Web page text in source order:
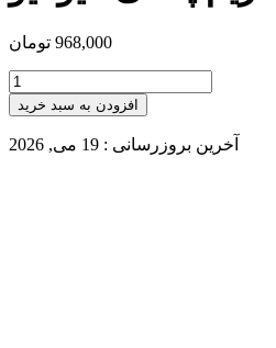
968,000 تومان
افزودن به سبد خرید
آخرین بروزرسانی : 19 می, 2026